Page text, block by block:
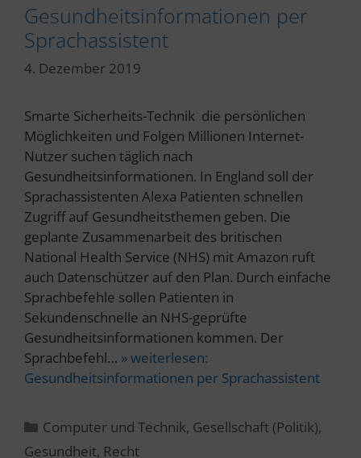
Gesundheitsinformationen per
Sprachassistent
4. Dezember 2019
Smarte Sicherheits-Technik die persönlichen
Möglichkeiten und Folgen Millionen Internet-
Nutzer suchen täglich nach
Gesundheitsinformationen. In England soll der
Sprachassistenten Alexa Patienten schnellen
Zugriff auf Gesundheitsthemen geben. Die
geplante Zusammenarbeit des britischen
National Health Service (NHS) mit Amazon ruft
auch Datenschützer auf den Plan. Durch einfache
Sprachbefehle sollen Patienten in
Sekundenschnelle an NHS-geprüfte
Gesundheitsinformationen kommen. Der
Sprachbefehl… » weiterlesen:
Gesundheitsinformationen per Sprachassistent
Kategorien
Computer und Technik, Gesellschaft (Politik),
Gesundheit, Recht